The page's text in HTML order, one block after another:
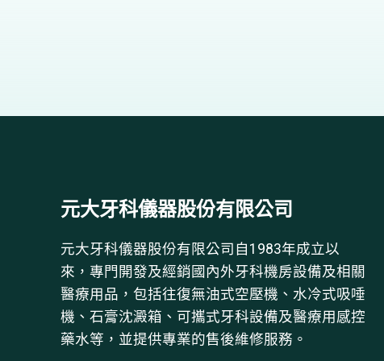
元大牙科儀器股份有限公司
元大牙科儀器股份有限公司自1983年成立以
來，專門開發及經銷國內外牙科機房設備及相關
醫療用品，包括往復無油式空壓機、水冷式吸唾
機、石膏沈澱箱、可攜式牙科設備及醫療用感控
藥水等，並提供專業的售後維修服務。